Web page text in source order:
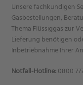
Unsere fachkundigen
Gasbestellungen,
Thema Flüssiggas zur
Lieferung benötigen
Inbetriebnahme Ihrer
Notfall-Hotline:0800